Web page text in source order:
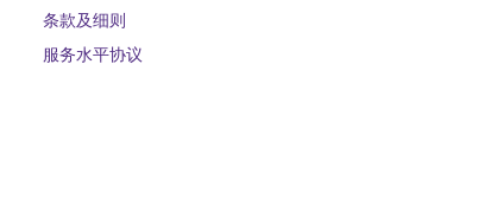
条款及细则
服务水平协议